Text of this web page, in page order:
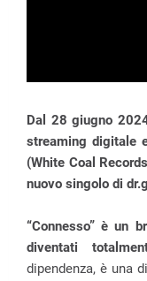
Dal 28 giugno
streaming digitale
(White Coal
nuovo singolo di
“Connesso” è un
diventati
dipendenza, è una